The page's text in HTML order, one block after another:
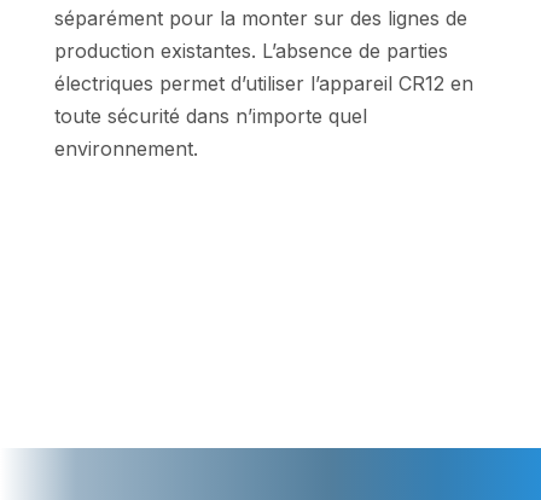
séparément pour la monter sur des lignes de
production existantes. L’absence de parties
électriques permet d’utiliser l’appareil CR12 en
toute sécurité dans n’importe quel
environnement.